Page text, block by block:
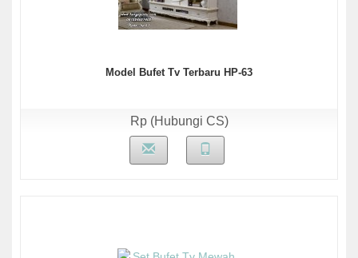
Model Bufet Tv Terbaru HP-63
Rp (Hubungi CS)